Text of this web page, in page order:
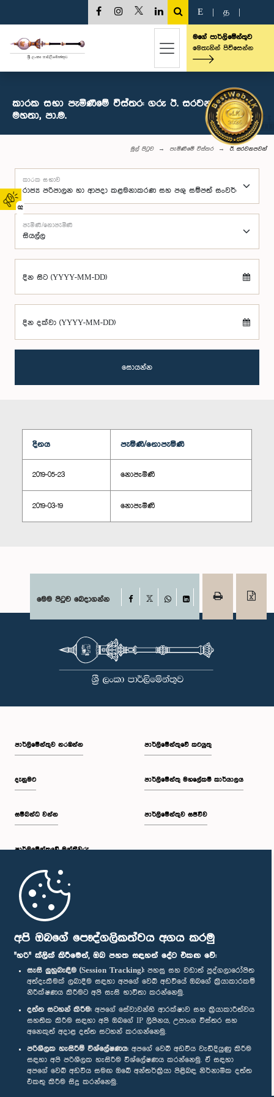
අපි ඔබගේ පෞද්ගලිකත්වය අගය කරමු
"හරි" ක්ලික් කිරීමෙන්, ඔබ පහත සඳහන් දේට එකඟ වේ:
සැසි ලුහුබැඳීම (Session Tracking): පහසු සහ වඩාත් පුද්ගලාරෝපිත
අත්දැකීමක් ලබාදීම සඳහා අපගේ වෙබ් අඩවියේ ඔබගේ ක්‍රියාකාරකම්
නිරීක්ෂණය කිරීමට අපි සැසි භාවිතා කරන්නෙමු.
දත්ත සටහන් කිරීම: අපගේ සේවාවන්හි ආරක්ෂාව සහ ක්‍රියාකාරීත්වය
සහතික කිරීම සඳහා අපි ඔබගේ IP ලිපිනය, උපාංග විස්තර සහ
අනෙකුත් අදාළ දත්ත සටහන් කරගන්නෙමු.
පරිශීලක හැසිරීම් විශ්ලේෂණය: අපගේ වෙබ් අඩවිය වැඩිදියුණු කිරීම
සඳහා අපි පරිශීලක හැසිරීම විශ්ලේෂණය කරන්නෙමු. ඒ සඳහා
අපගේ වෙබ් අඩවිය සමඟ ඔබේ අන්තර්ක්‍රියා පිළිබඳ නිර්නාමික දත්ත
එකතු කිරීම සිදු කරන්නෙමු.
02
E த
මගේ පාර්ලිමේන්තුව
මෙතැනින් පිවිසෙන්න
කාරක සභා පැමිණීමේ විස්තර: ගරු ඊ. සරවනපවන්
මහතා, පා.ම.
මුල් පිටුව පැමිණීමේ විස්තර ඊ. සරවනපවන්
කාරක සභාව
පැමිණි/නොපැමිණි
දින සිට (YYYY-MM-DD)
දින දක්වා (YYYY-MM-DD)
සොයන්න
දිනය පැමිණි/නොපැමිණි
2019-05-23 නොපැමිණි
2019-03-19 නොපැමිණි
මෙම පිටුව බෙදාගන්න Facebook
WhatsAppLinkedIn
පාර්ලි‌මේන්තුව නරඹන්න
දැනුමට
සම්බන්ධ වන්න
පාර්ලි‌මේන්තුවේ මන්ත්‍රීවරු
මුල් පිටුව
පාර්ලිමේන්තුවේ කටයුතු
පාර්ලිමේන්තු මහලේකම් කාර්යාලය
පාර්ලිමේන්තුව සජීවීව
පාර්ලිමේන්තු ජංගම යෙදුම
අප හා සම්බන්ධ වී සිටින්න :
සම්මාන
පෞද්ගලිකත්ව ප්‍රතිපත්තිය